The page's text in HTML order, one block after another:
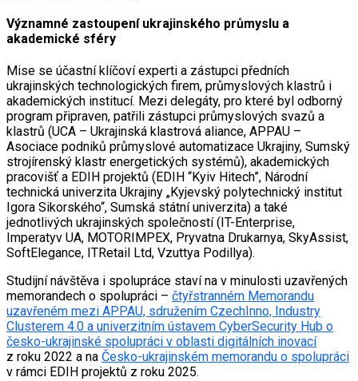
Významné zastoupení ukrajinského průmyslu a
akademické sféry
Mise se účastní klíčoví experti a zástupci předních
ukrajinských technologických firem, průmyslových klastrů i
akademických institucí. Mezi delegáty, pro které byl odborný
program připraven, patřili zástupci průmyslových svazů a
klastrů (UCA – Ukrajinská klastrová aliance, APPAU –
Asociace podniků průmyslové automatizace Ukrajiny, Sumský
strojírenský klastr energetických systémů), akademických
pracovišť a EDIH projektů (EDIH “Kyiv Hitech”, Národní
technická univerzita Ukrajiny „Kyjevský polytechnický institut
Igora Sikorského“, Sumská státní univerzita) a také
jednotlivých ukrajinských společností (IT-Enterprise,
Imperatyv UA, MOTORIMPEX, Pryvatna Drukarnya, SkyAssist,
SoftElegance, ITRetail Ltd, Vzuttya Podillya).
Studijní návštěva i spolupráce staví na v minulosti uzavřených
memorandech o spolupráci – čtyřstranném Memorandu
uzavřeném mezi APPAU, sdružením CzechInno, Industry
Clusterem 4.0 a univerzitním ústavem CyberSecurity Hub o
česko-ukrajinské spolupráci v oblasti digitálních inovací
z roku 2022 a na Česko-ukrajinském memorandu o spolupráci
v rámci EDIH projektů z roku 2025.